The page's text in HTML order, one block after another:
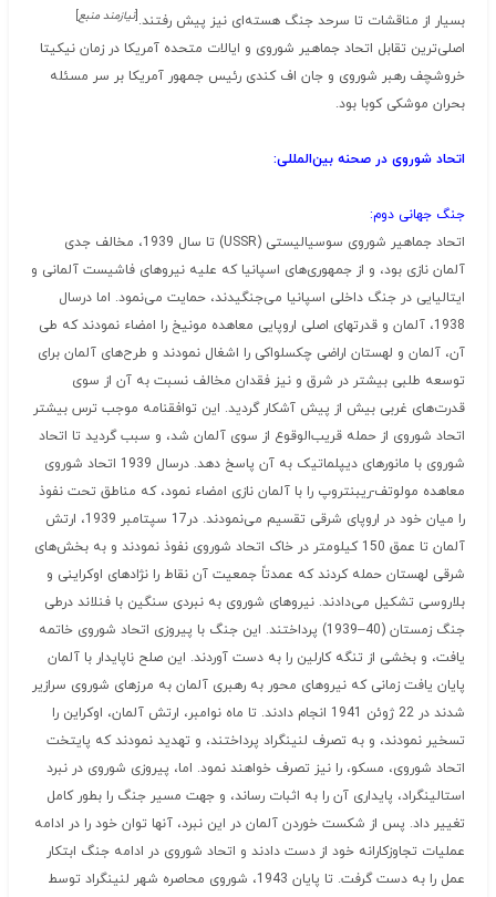
بسیار از مناقشات تا سرحد جنگ هسته‌ای نیز پیش رفتند. [نیازمند منبع]
اصلی‌ترین تقابل اتحاد جماهیر شوروی و ایالات متحده آمریکا در زمان نیکیتا
خروشچف رهبر شوروی و جان اف کندی رئیس جمهور آمریکا بر سر مسئله
بحران موشکی کوبا بود.
اتحاد شوروی در صحنه بین‌المللی:
جنگ جهانی دوم:
اتحاد جماهیر شوروی سوسیالیستی (USSR) تا سال 1939، مخالف جدی
آلمان نازی بود، و از جمهوری‌های اسپانیا که علیه نیروهای فاشیست آلمانی و
ایتالیایی در جنگ داخلی اسپانیا می‌جنگیدند، حمایت می‌نمود. اما درسال
1938، آلمان و قدرتهای اصلی اروپایی معاهده مونیخ را امضاء نمودند که طی
آن، آلمان و لهستان اراضی چکسلواکی را اشغال نمودند و طرح‌های آلمان برای
توسعه طلبی بیشتر در شرق و نیز فقدان مخالف نسبت به آن از سوی
قدرت‌های غربی بیش از پیش آشکار گردید. این توافقنامه موجب ترس بیشتر
اتحاد شوروی از حمله قریب‌الوقوع از سوی آلمان شد، و سبب گردید تا اتحاد
شوروی با مانورهای دیپلماتیک به آن پاسخ دهد. درسال 1939 اتحاد شوروی
معاهده مولوتف-ریبنتروپ را با آلمان نازی امضاء نمود، که مناطق تحت نفوذ
را میان خود در اروپای شرقی تقسیم می‌نمودند. در17 سپتامبر 1939، ارتش
آلمان تا عمق 150 کیلومتر در خاک اتحاد شوروی نفوذ نمودند و به بخش‌های
شرقی لهستان حمله کردند که عمدتاً جمعیت آن نقاط را نژادهای اوکراینی و
بلاروسی تشکیل می‌دادند. نیروهای شوروی به نبردی سنگین با فنلاند درطی
جنگ زمستان (40–1939) پرداختند. این جنگ با پیروزی اتحاد شوروی خاتمه
یافت، و بخشی از تنگه کارلین را به دست آوردند. این صلح ناپایدار با آلمان
پایان یافت زمانی که نیروهای محور به رهبری آلمان به مرزهای شوروی سرازیر
شدند در 22 ژوئن 1941 انجام دادند. تا ماه نوامبر، ارتش آلمان، اوکراین را
تسخیر نمودند، و به تصرف لنینگراد پرداختند، و تهدید نمودند که پایتخت
اتحاد شوروی، مسکو، را نیز تصرف خواهند نمود. اما، پیروزی شوروی در نبرد
استالینگراد، پایداری آن را به اثبات رساند، و جهت مسیر جنگ را بطور کامل
تغییر داد. پس از شکست خوردن آلمان در این نبرد، آنها توان خود را در ادامه
عملیات تجاوزکارانه خود از دست دادند و اتحاد شوروی در ادامه جنگ ابتکار
عمل را به دست گرفت. تا پایان 1943، شوروی محاصره شهر لنینگراد توسط